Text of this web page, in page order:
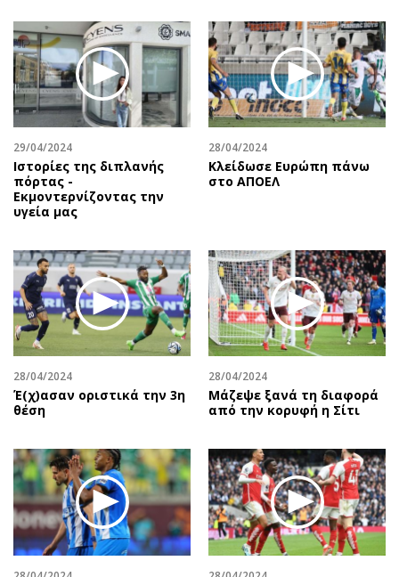
Χειρόγραφα
Επιστολές
29/04/2024
Ιστορίες της διπλανής
πόρτας -
Εκμοντερνίζοντας την
υγεία μας
28/04/2024
Κλείδωσε Ευρώπη πάνω
στο ΑΠΟΕΛ
28/04/2024
Έ(χ)ασαν οριστικά την 3η
θέση
28/04/2024
Μάζεψε ξανά τη διαφορά
από την κορυφή η Σίτι